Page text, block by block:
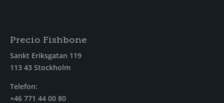
Precio Fishbone
Sankt Eriksgatan 119
113 43 Stockholm
Telefon:
+46 771 44 00 80